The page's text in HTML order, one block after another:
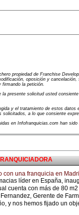
propiedad de Franchise
oposición y
firmando la petición.
presente solicitud usted
y el tratamiento de estos
a lo que consiente
en Infofranquicias.com han
con una franquicia en
líder en España,
cuenta con más de 80
Gerente de
y nos hemos fijado un